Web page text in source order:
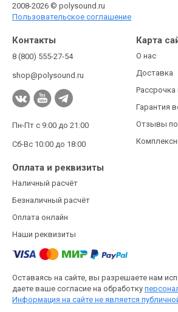
2008-2026 © polysound.ru
Пользовательское соглашение
Контакты
8 (800) 555-27-54
shop@polysound.ru
Пн-Пт с 9:00 до 21:00
Сб-Вс 10:00 до 18:00
Карта
О нас
Доставка
Рассрочка
Гарантия
Отзывы
Оплата и реквизиты
Наличный расчёт
Безналичный расчёт
Оплата онлайн
Наши реквизиты
Оставаясь на сайте, вы разрешаете нам
даете ваше согласие на обработку
Информация на сайте не является